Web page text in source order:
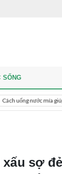
mía giúp giảm cân
SỐNG
sợ